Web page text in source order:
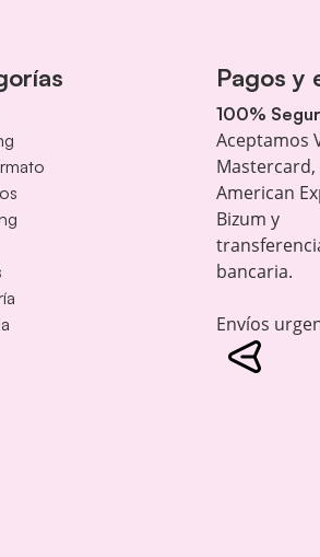
Pagos y
100%
Aceptamos
Mastercard,
American
Bizum y
bancaria.
Envíos